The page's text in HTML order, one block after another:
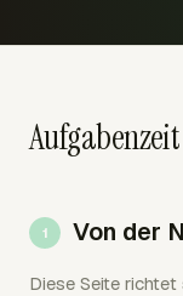
Von der
Diese Seite